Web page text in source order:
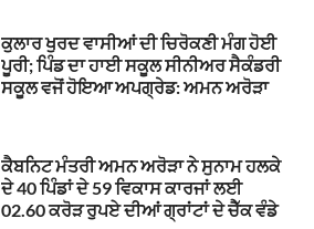
ਕੁਲਾਰ ਖੁਰਦ ਵਾਸੀਆਂ ਦੀ ਚਿਰੋਕਣੀ ਮੰਗ ਹੋਈ
ਪੂਰੀ; ਪਿੰਡ ਦਾ ਹਾਈ ਸਕੂਲ ਸੀਨੀਅਰ ਸੈਕੰਡਰੀ
ਸਕੂਲ ਵਜੋਂ ਹੋਇਆ ਅਪਗ੍ਰੇਡ: ਅਮਨ ਅਰੋੜਾ
ਕੈਬਨਿਟ ਮੰਤਰੀ ਅਮਨ ਅਰੋੜਾ ਨੇ ਸੁਨਾਮ ਹਲਕੇ
ਦੇ 40 ਪਿੰਡਾਂ ਦੇ 59 ਵਿਕਾਸ ਕਾਰਜਾਂ ਲਈ
02.60 ਕਰੋੜ ਰੁਪਏ ਦੀਆਂ ਗ੍ਰਾਂਟਾਂ ਦੇ ਚੈੱਕ ਵੰਡੇ